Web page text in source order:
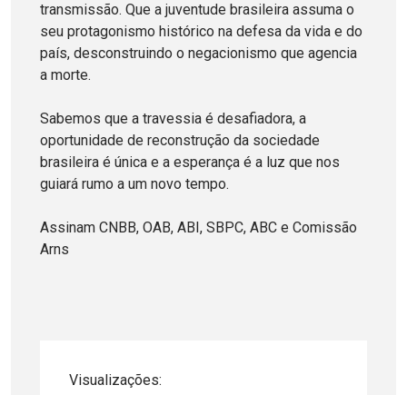
transmissão. Que a juventude brasileira assuma o
seu protagonismo histórico na defesa da vida e do
país, desconstruindo o negacionismo que agencia
a morte.
Sabemos que a travessia é desafiadora, a
oportunidade de reconstrução da sociedade
brasileira é única e a esperança é a luz que nos
guiará rumo a um novo tempo.
Assinam CNBB, OAB, ABI, SBPC, ABC e Comissão
Arns
Visualizações: